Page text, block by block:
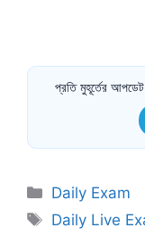
প্রতি মুহূর্তের
Categories
Daily Exam
Tags
Daily Live